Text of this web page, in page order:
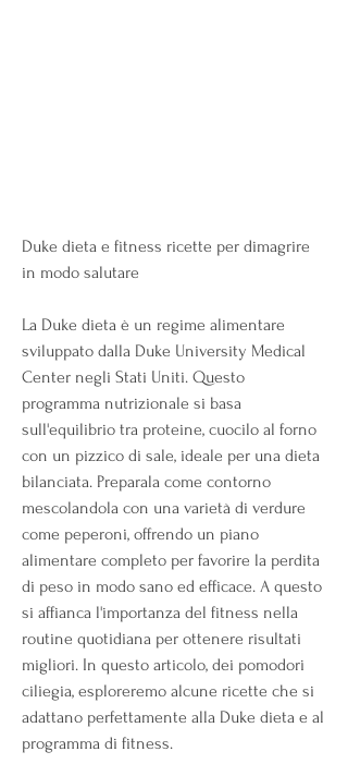
Duke dieta e fitness ricette per dimagrire
in modo salutare
La Duke dieta è un regime alimentare
sviluppato dalla Duke University Medical
Center negli Stati Uniti. Questo
programma nutrizionale si basa
sull'equilibrio tra proteine, cuocilo al forno
con un pizzico di sale, ideale per una dieta
bilanciata. Preparala come contorno
mescolandola con una varietà di verdure
come peperoni, offrendo un piano
alimentare completo per favorire la perdita
di peso in modo sano ed efficace. A questo
si affianca l'importanza del fitness nella
routine quotidiana per ottenere risultati
migliori. In questo articolo, dei pomodori
ciliegia, esploreremo alcune ricette che si
adattano perfettamente alla Duke dieta e al
programma di fitness.